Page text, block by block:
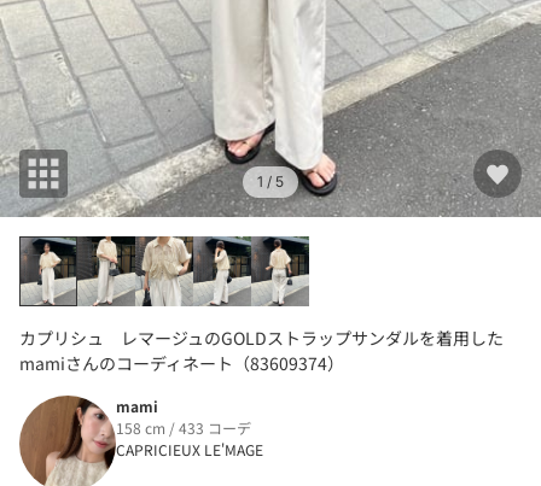
1 / 5
カプリシュ レマージュのGOLDストラップサンダルを着用した
mamiさんのコーディネート（83609374）
mami
158 cm / 433 コーデ
CAPRICIEUX LE'MAGE